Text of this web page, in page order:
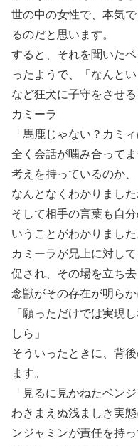
世の中の女性で、本気
るのだと思います。
すると、それを聞いた
ったようで、「なんと
など狂犬に子守をさせる
カミーラ
「馬鹿じゃない？カミ
全く会話が噛み合って
考えを持っているのか、
なんとなくわかりました
そして相手の言葉も自
いうことがわかりました
カミーラが兄上に対し
促され、その場を立ち
念獣がその存在が明らか
「願っただけでは実現
しら」
そういったときに、背
ます。
「見るに見かねたベン
わきまえぬ浅ましき実
ンジャミンが責任を持